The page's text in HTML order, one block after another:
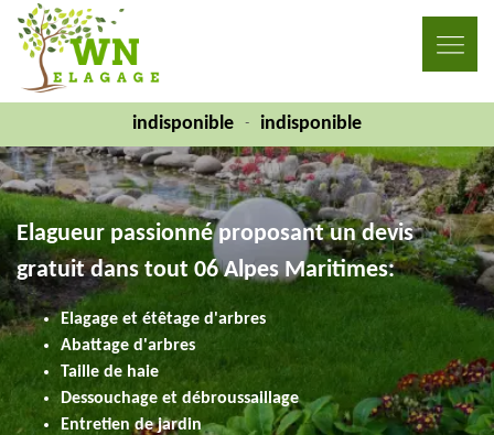
indisponible - indisponible
Elagueur passionné proposant un devis
gratuit dans tout 06 Alpes Maritimes:
Elagage et étêtage d'arbres
Abattage d'arbres
Taille de haie
Dessouchage et débroussaillage
Entretien de jardin